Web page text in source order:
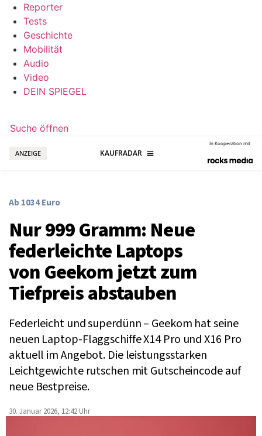
Reporter
Tests
Geschichte
Mobilität
Audio
Video
DEIN SPIEGEL
Suche öffnen
ANZEIGE
In Kooperation mit
Ab 1034 Euro
Nur 999 Gramm: Neue
federleichte Laptops
von Geekom jetzt zum
Tiefpreis abstauben
Federleicht und superdünn – Geekom hat seine
neuen Laptop-Flaggschiffe X14 Pro und X16 Pro
aktuell im Angebot. Die leistungsstarken
Leichtgewichte rutschen mit Gutscheincode auf
neue Bestpreise.
30. Januar 2026, 12:42 Uhr